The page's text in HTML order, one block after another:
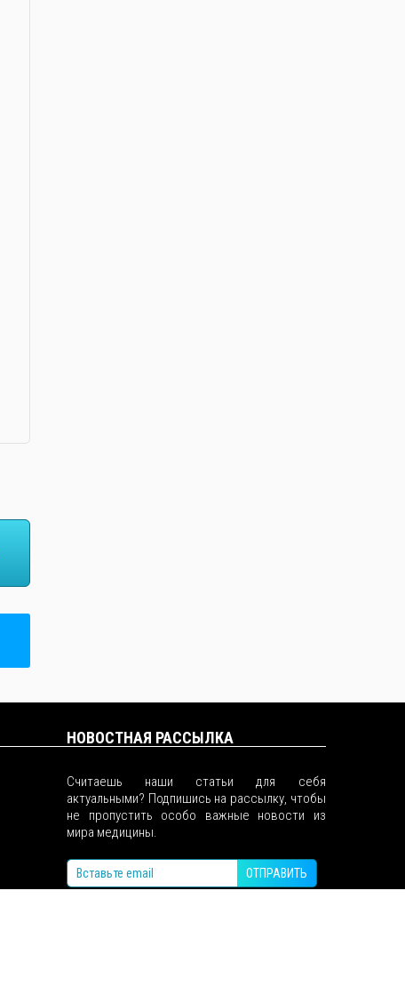
НОВОСТНАЯ РАССЫЛКА
Считаешь наши статьи для себя
актуальными? Подпишись на рассылку, чтобы
не пропустить особо важные новости из
мира медицины.